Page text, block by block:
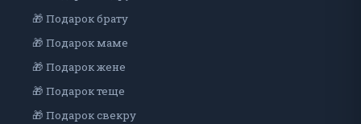
🎁 Подарок брату
🎁 Подарок маме
🎁 Подарок жене
🎁 Подарок теще
🎁 Подарок свекру